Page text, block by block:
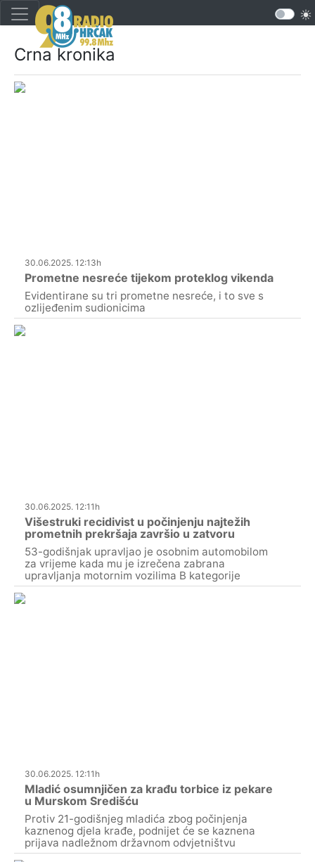
Crna kronika
30.06.2025. 12:13h
Prometne nesreće tijekom proteklog vikenda
Evidentirane su tri prometne nesreće, i to sve s
ozlijeđenim sudionicima
30.06.2025. 12:11h
Višestruki recidivist u počinjenju najtežih
prometnih prekršaja završio u zatvoru
53-godišnjak upravljao je osobnim automobilom
za vrijeme kada mu je izrečena zabrana
upravljanja motornim vozilima B kategorije
30.06.2025. 12:11h
Mladić osumnjičen za krađu torbice iz pekare
u Murskom Središću
Protiv 21-godišnjeg mladića zbog počinjenja
kaznenog djela krađe, podnijet će se kaznena
prijava nadležnom državnom odvjetništvu